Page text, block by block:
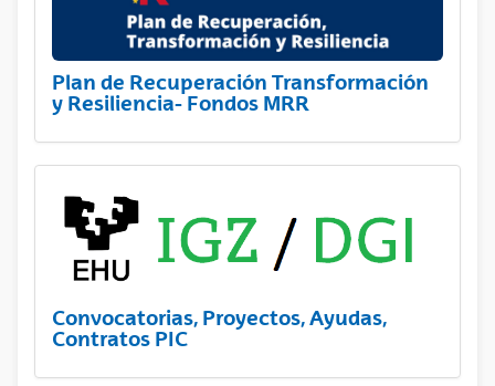
Plan de Recuperación Transformación
y Resiliencia- Fondos MRR
Convocatorias, Proyectos, Ayudas,
Contratos PIC